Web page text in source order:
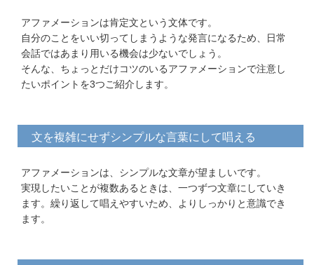
アファメーションは肯定文という文体です。
自分のことをいい切ってしまうような発言になるため、日常
会話ではあまり用いる機会は少ないでしょう。
そんな、ちょっとだけコツのいるアファメーションで注意し
たいポイントを3つご紹介します。
文を複雑にせずシンプルな言葉にして唱える
アファメーションは、シンプルな文章が望ましいです。
実現したいことが複数あるときは、一つずつ文章にしていき
ます。繰り返して唱えやすいため、よりしっかりと意識でき
ます。